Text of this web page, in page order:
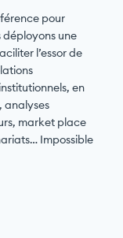
pour
déployons une
l’essor de
en
analyses
market place
Impossible